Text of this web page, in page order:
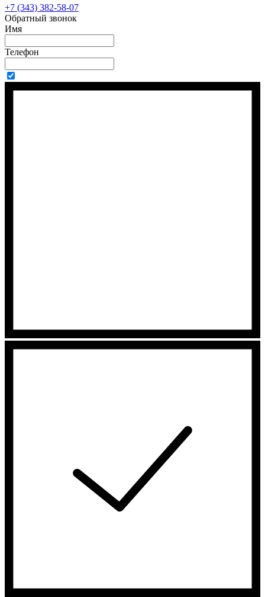
+7 (343) 382-58-07
Обратный звонок
Имя
Телефон